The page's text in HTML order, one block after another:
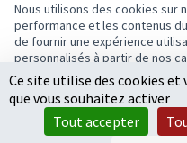
Nous utilisons des cookies sur
performance et les contenus
de fournir une expérience
personnalisés à partir de nos
Accepter
Conditions d'utilisation
Paramètres des cookies
Ecrivons Angers sur X
(Lien externe)
Ecrivons Angers sur
(Lien externe)
Ce site utilise des cookies et
que vous souhaitez activer
Tout accepter